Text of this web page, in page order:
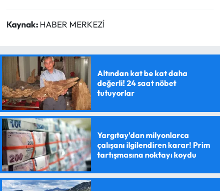
Kaynak: HABER MERKEZİ
Altından kat be kat daha
değerli! 24 saat nöbet
tutuyorlar
Yargıtay'dan milyonlarca
çalışanı ilgilendiren karar! Prim
tartışmasına noktayı koydu